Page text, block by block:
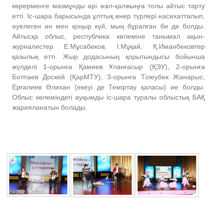
көрерменге мазмұнды әрі әзіл-қалжыңға толы айтыс тарту
етті. Іс-шара барысында ұлттық өнер түрлері насихатталып,
әуелеген ән мен қоңыр күй, мың бұралған би де болды.
Айтысқа облыс, республика көлеміне танымал ақын-
журналистер Е.Мұсабеков, І.Мұқай, Қ.Иманбековтер
қазылық етті. Жыр додасының қорытындысы бойынша
жүлделі 1-орынға Қамиев Ұланғасыр (ҚЭУ), 2-орынға
Ботпаев Доскей (ҚарМТУ), 3-орынға Тілеубек Жанарыс,
Ерғалиев Әлихан (екеуі де Теміртау қаласы) ие болды.
Облыс көлеміндегі ауқымды іс-шара туралы облыстық БАҚ
жарияланатын болады.